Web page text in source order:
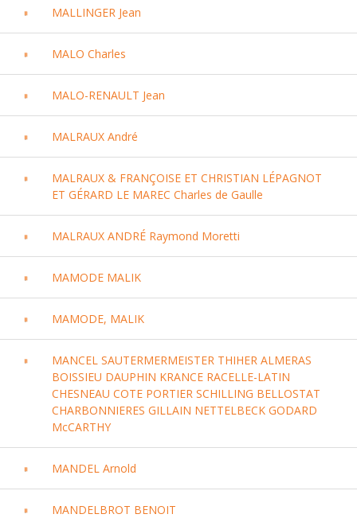
MALLINGER Jean
MALO Charles
MALO-RENAULT Jean
MALRAUX André
MALRAUX & FRANÇOISE ET CHRISTIAN LÉPAGNOT
ET GÉRARD LE MAREC Charles de Gaulle
MALRAUX ANDRÉ Raymond Moretti
MAMODE MALIK
MAMODE, MALIK
MANCEL SAUTERMERMEISTER THIHER ALMERAS
BOISSIEU DAUPHIN KRANCE RACELLE-LATIN
CHESNEAU COTE PORTIER SCHILLING BELLOSTAT
CHARBONNIERES GILLAIN NETTELBECK GODARD
McCARTHY
MANDEL Arnold
MANDELBROT BENOIT